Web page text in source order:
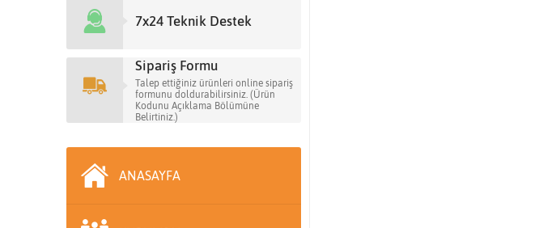
7x24 Teknik Destek
Sipariş Formu
Talep ettiğiniz ürünleri online sipariş
formunu doldurabilirsiniz. (Ürün
Kodunu Açıklama Bölümüne
Belirtiniz.)
ANASAYFA